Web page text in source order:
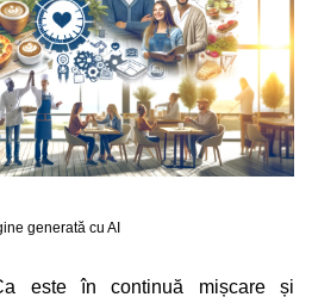
generată cu AI
este în continuă mișcare și